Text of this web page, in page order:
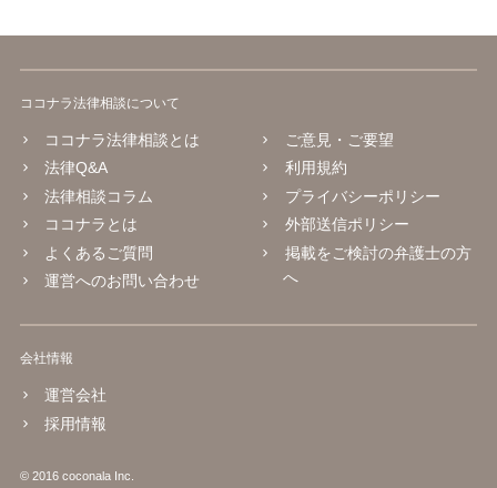
ココナラ法律相談について
ココナラ法律相談とは
法律Q&A
法律相談コラム
ココナラとは
よくあるご質問
運営へのお問い合わせ
ご意見・ご要望
利用規約
プライバシーポリシー
外部送信ポリシー
掲載をご検討の弁護士の方
へ
会社情報
運営会社
採用情報
© 2016 coconala Inc.